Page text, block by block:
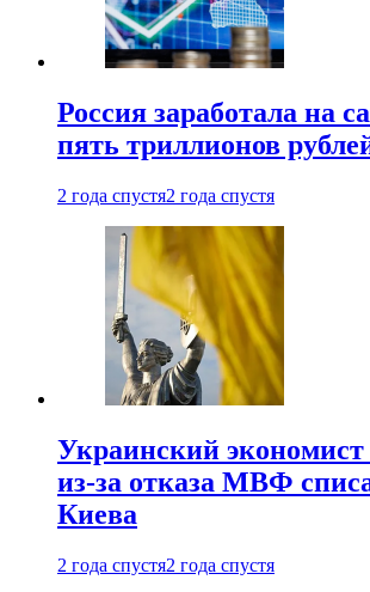
Россия заработала на
пять триллионов
2 года спустя2 года спустя
Украинский экономист
из-за отказа МВФ
Киева
2 года спустя2 года спустя